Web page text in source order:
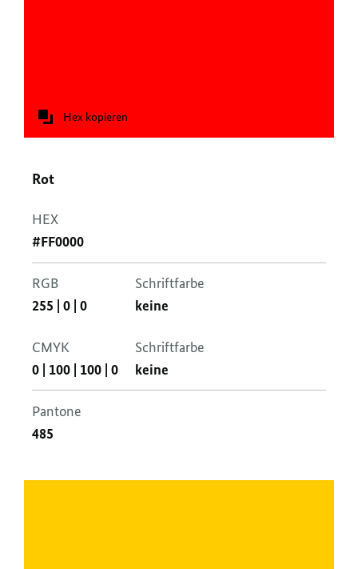
Hex kopieren
Rot
HEX
#FF0000
RGB
255 0 0
Schriftfarbe
keine
CMYK
0 100 100 0
Schriftfarbe
keine
Pantone
485